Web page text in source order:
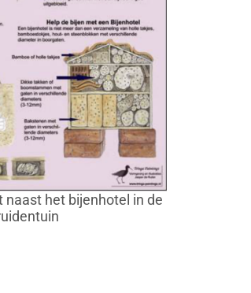
naast het bijenhotel in de